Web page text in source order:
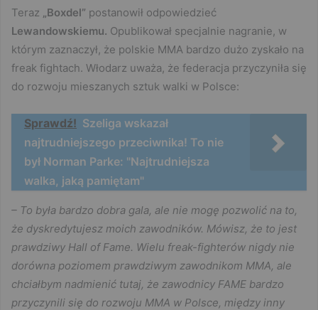
Teraz „Boxdel” postanowił odpowiedzieć
Lewandowskiemu. Opublikował specjalnie nagranie, w
którym zaznaczył, że polskie MMA bardzo dużo zyskało na
freak fightach. Włodarz uważa, że federacja przyczyniła się
do rozwoju mieszanych sztuk walki w Polsce:
Sprawdź! Szeliga wskazał
najtrudniejszego przeciwnika! To nie
był Norman Parke: "Najtrudniejsza
walka, jaką pamiętam"
– To była bardzo dobra gala, ale nie mogę pozwolić na to,
że dyskredytujesz moich zawodników. Mówisz, że to jest
prawdziwy Hall of Fame. Wielu freak-fighterów nigdy nie
dorówna poziomem prawdziwym zawodnikom MMA, ale
chciałbym nadmienić tutaj, że zawodnicy FAME bardzo
przyczynili się do rozwoju MMA w Polsce, między inny